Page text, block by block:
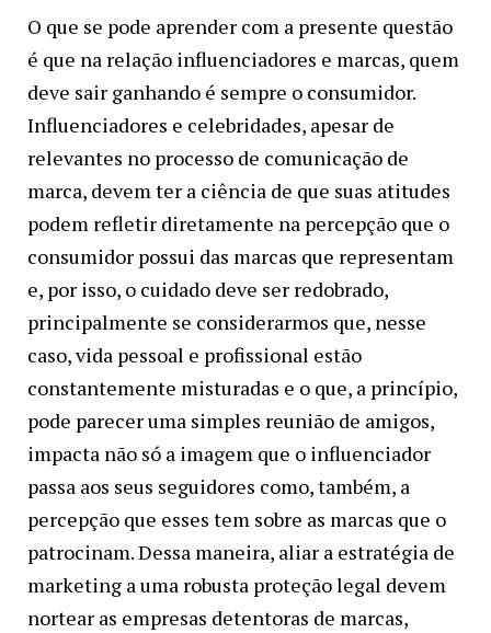
O que se pode aprender com a presente questão
é que na relação influenciadores e marcas, quem
deve sair ganhando é sempre o consumidor.
Influenciadores e celebridades, apesar de
relevantes no processo de comunicação de
marca, devem ter a ciência de que suas atitudes
podem refletir diretamente na percepção que o
consumidor possui das marcas que representam
e, por isso, o cuidado deve ser redobrado,
principalmente se considerarmos que, nesse
caso, vida pessoal e profissional estão
constantemente misturadas e o que, a princípio,
pode parecer uma simples reunião de amigos,
impacta não só a imagem que o influenciador
passa aos seus seguidores como, também, a
percepção que esses tem sobre as marcas que o
patrocinam. Dessa maneira, aliar a estratégia de
marketing a uma robusta proteção legal devem
nortear as empresas detentoras de marcas,